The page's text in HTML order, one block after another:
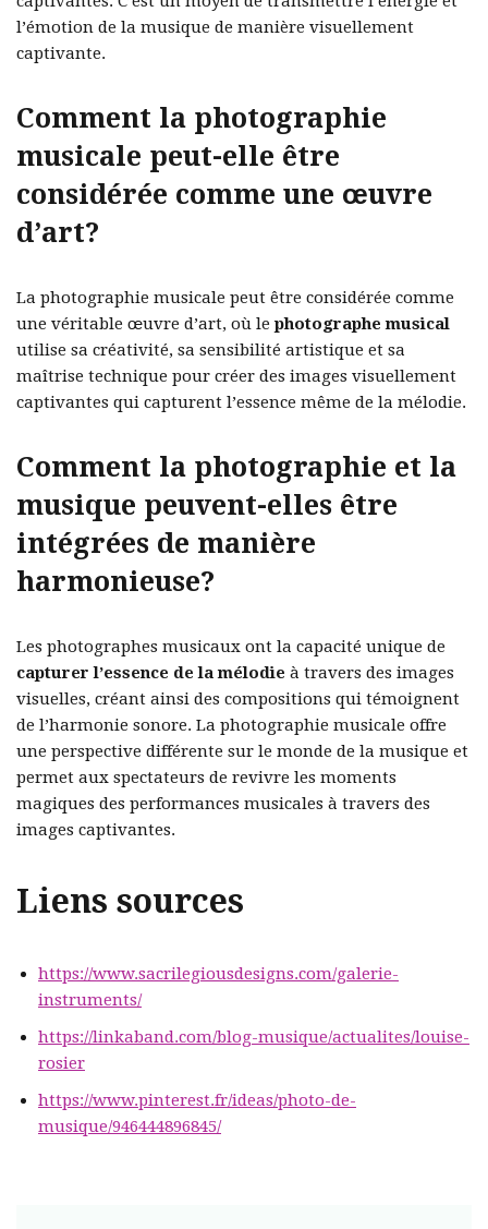
l’émotion de la musique de manière visuellement
captivante.
Comment la photographie
musicale peut-elle être
considérée comme une œuvre
d’art?
La photographie musicale peut être considérée comme
une véritable œuvre d’art, où le photographe musical
utilise sa créativité, sa sensibilité artistique et sa
maîtrise technique pour créer des images visuellement
captivantes qui capturent l’essence même de la mélodie.
Comment la photographie et la
musique peuvent-elles être
intégrées de manière
harmonieuse?
Les photographes musicaux ont la capacité unique de
capturer l’essence de la mélodie à travers des images
visuelles, créant ainsi des compositions qui témoignent
de l’harmonie sonore. La photographie musicale offre
une perspective différente sur le monde de la musique et
permet aux spectateurs de revivre les moments
magiques des performances musicales à travers des
images captivantes.
Liens sources
https://www.sacrilegiousdesigns.com/galerie-
instruments/
https://linkaband.com/blog-musique/actualites/louise-
rosier
https://www.pinterest.fr/ideas/photo-de-
musique/946444896845/